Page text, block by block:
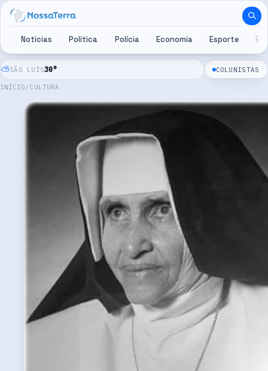
Pular para o conteúdo
Notícias Política Polícia Economia Esporte
⛅SÃO LUÍS30° COLUNISTAS
INÍCIO / CULTURA